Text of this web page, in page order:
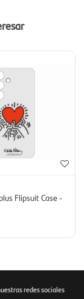
Flipsuit Case -
redes sociales